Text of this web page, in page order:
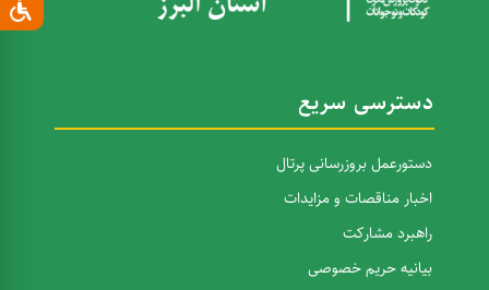
دسترسی سریع
دستورعمل بروزرسانی پرتال
اخبار مناقصات و مزایدات
راهبرد مشارکت
بیانیه حریم خصوصی